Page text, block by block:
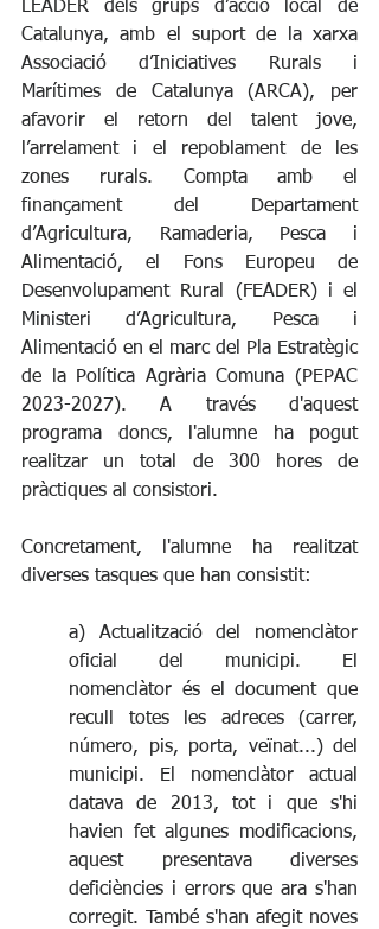
LEADER dels grups d’acció local de
Catalunya, amb el suport de la xarxa
Associació d’Iniciatives Rurals i
Marítimes de Catalunya (ARCA), per
afavorir el retorn del talent jove,
l’arrelament i el repoblament de les
zones rurals. Compta amb el
finançament del Departament
d’Agricultura, Ramaderia, Pesca i
Alimentació, el Fons Europeu de
Desenvolupament Rural (FEADER) i el
Ministeri d’Agricultura, Pesca i
Alimentació en el marc del Pla Estratègic
de la Política Agrària Comuna (PEPAC
2023-2027). A través d'aquest
programa doncs, l'alumne ha pogut
realitzar un total de 300 hores de
pràctiques al consistori.
Concretament, l'alumne ha realitzat
diverses tasques que han consistit:
a) Actualització del nomenclàtor
oficial del municipi. El
nomenclàtor és el document que
recull totes les adreces (carrer,
número, pis, porta, veïnat...) del
municipi. El nomenclàtor actual
datava de 2013, tot i que s'hi
havien fet algunes modificacions,
aquest presentava diverses
deficiències i errors que ara s'han
corregit. També s'han afegit noves